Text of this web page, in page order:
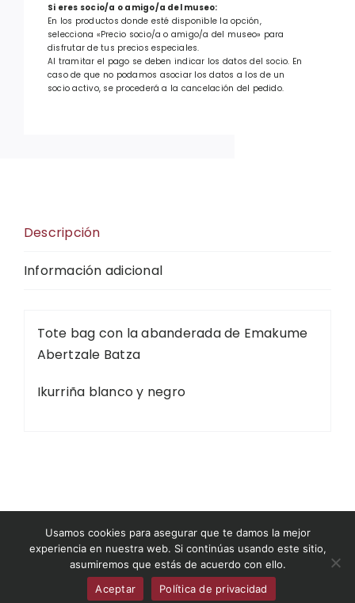
B/N
cantidad
Si eres socio/a o amigo/a del museo:
En los productos donde esté disponible la opción,
selecciona «Precio socio/a o amigo/a del museo» para
disfrutar de tus precios especiales.
Al tramitar el pago se deben indicar los datos del socio. En
caso de que no podamos asociar los datos a los de un
socio activo, se procederá a la cancelación del pedido.
Descripción
Información adicional
Tote bag con la abanderada de Emakume
Abertzale Batza
Ikurriña blanco y negro
©2026 Museo del Nacionalismo Vasco
museodelnacionalismovasco.eus | Condiciones
de venta | Contacto | Aviso legal
Usamos cookies para asegurar que te damos la mejor
experiencia en nuestra web. Si continúas usando este sitio,
asumiremos que estás de acuerdo con ello.
Aceptar
Política de privacidad